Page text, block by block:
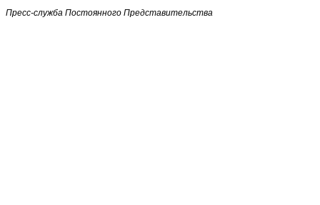
Пресс-служба Постоянного Представительства